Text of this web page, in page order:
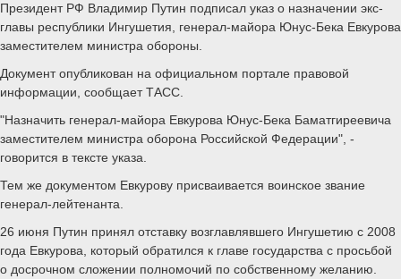
Президент РФ Владимир Путин подписал указ о назначении экс-
главы республики Ингушетия, генерал-майора Юнус-Бека Евкурова
заместителем министра обороны.
Документ опубликован на официальном портале правовой
информации, сообщает ТАСС.
"Назначить генерал-майора Евкурова Юнус-Бека Баматгиреевича
заместителем министра оборона Российской Федерации", -
говорится в тексте указа.
Тем же документом Евкурову присваивается воинское звание
генерал-лейтенанта.
26 июня Путин принял отставку возглавлявшего Ингушетию с 2008
года Евкурова, который обратился к главе государства с просьбой
о досрочном сложении полномочий по собственному желанию.